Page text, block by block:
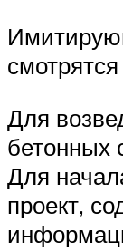
Для
бетонных
Для
проект,